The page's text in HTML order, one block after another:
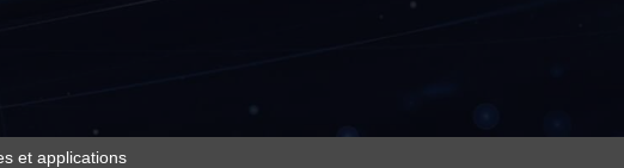
et applications